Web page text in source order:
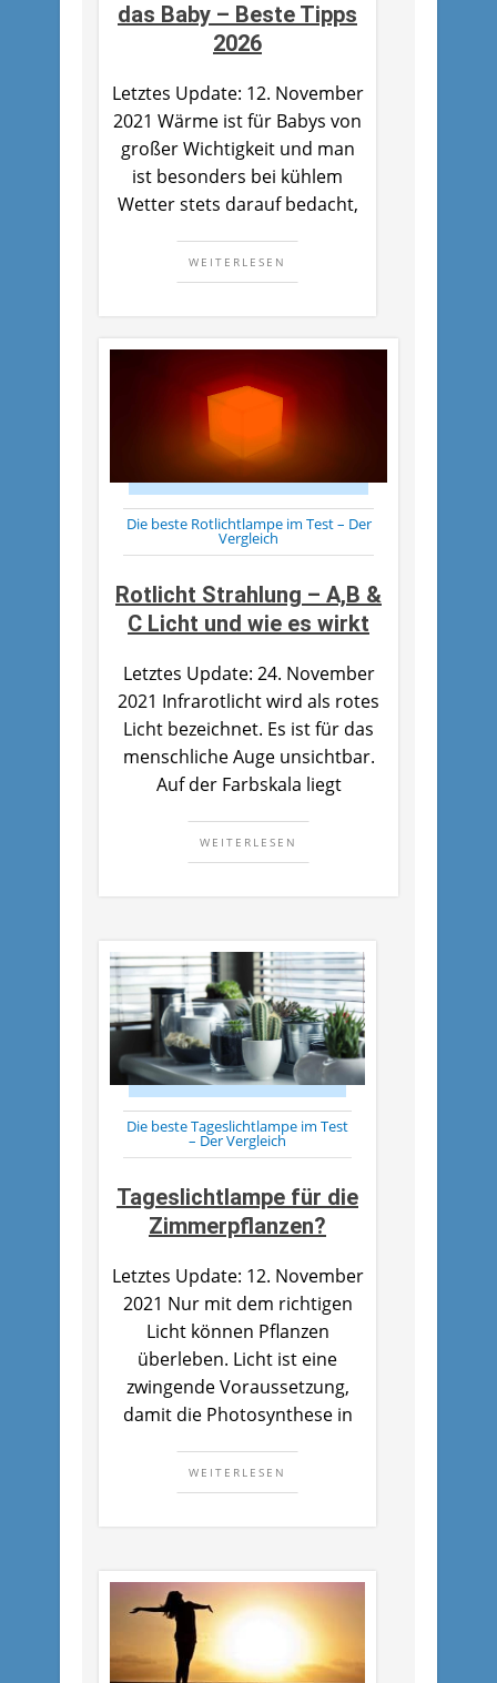
das Baby – Beste Tipps
2026
Letztes Update: 12. November
2021 Wärme ist für Babys von
großer Wichtigkeit und man
ist besonders bei kühlem
Wetter stets darauf bedacht,
WEITERLESEN
Die beste Rotlichtlampe im Test – Der
Vergleich
Rotlicht Strahlung – A,B &
C Licht und wie es wirkt
Letztes Update: 24. November
2021 Infrarotlicht wird als rotes
Licht bezeichnet. Es ist für das
menschliche Auge unsichtbar.
Auf der Farbskala liegt
WEITERLESEN
Die beste Tageslichtlampe im Test
– Der Vergleich
Tageslichtlampe für die
Zimmerpflanzen?
Letztes Update: 12. November
2021 Nur mit dem richtigen
Licht können Pflanzen
überleben. Licht ist eine
zwingende Voraussetzung,
damit die Photosynthese in
WEITERLESEN